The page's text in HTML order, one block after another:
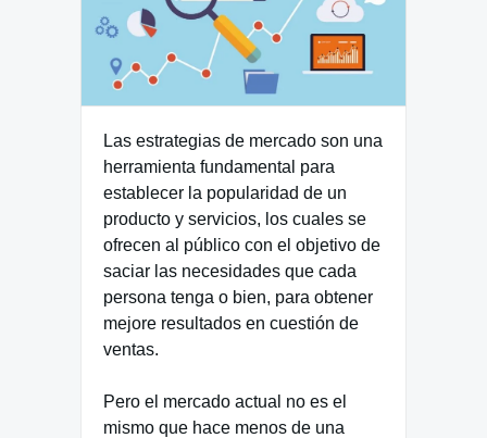
Las estrategias de mercado son una
herramienta fundamental para
establecer la popularidad de un
producto y servicios, los cuales se
ofrecen al público con el objetivo de
saciar las necesidades que cada
persona tenga o bien, para obtener
mejore resultados en cuestión de
ventas.
Pero el mercado actual no es el
mismo que hace menos de una